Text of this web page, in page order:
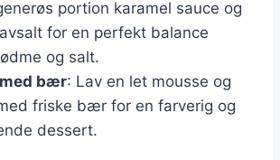
portion karamel sauce og
for en perfekt balance
og salt.
bær: Lav en let mousse og
friske bær for en farverig og
dessert.